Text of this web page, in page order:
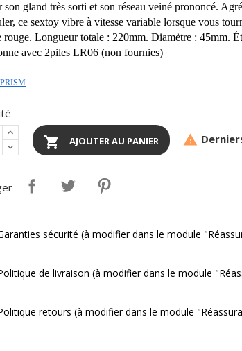
son gland très sorti et son réseau veiné prononcé.
ce sextoy vibre à vitesse variable lorsque vous
rouge. Longueur totale : 220mm. Diamètre : 45mm.
avec 2piles LR06 (non fournies)
 AJOUTER AU PANIER 
sécurité (à modifier dans le module
de livraison (à modifier dans le module
retours (à modifier dans le module